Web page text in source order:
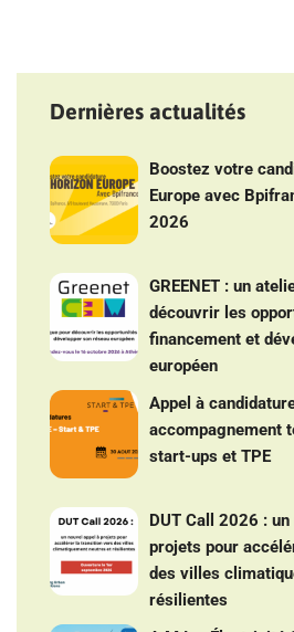
Dernières actualités
Boostez votre
Europe avec
2026
GREENET : un
découvrir les
financement et
européen
Appel à
accompagnement
start-ups et TPE
DUT Call 2026 :
projets pour
des villes
résilientes